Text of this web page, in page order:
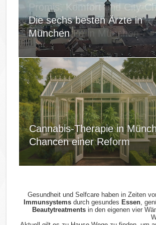
Promis, Komfort und City-
kybun Joya eröffnet neuen
Schuh-Store in München
Female Longevity made in
Munich: 1. ONNI Hair &
Day im Rosewood
Die sechs besten Ärzte in
München
Cannabis-Therapie in
Chancen einer Reform
Gesundheit und Selfcare haben in Zeiten
Immunsystemsdurch gesundes Essen,
Beautytreatments in den eigenen vier